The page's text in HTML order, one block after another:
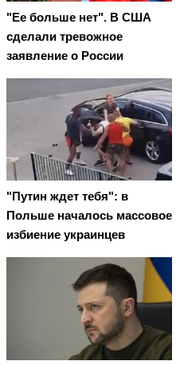
"Ее больше нет". В США
сделали тревожное
заявление о России
"Путин ждет тебя": в
Польше началось массовое
избиение украинцев